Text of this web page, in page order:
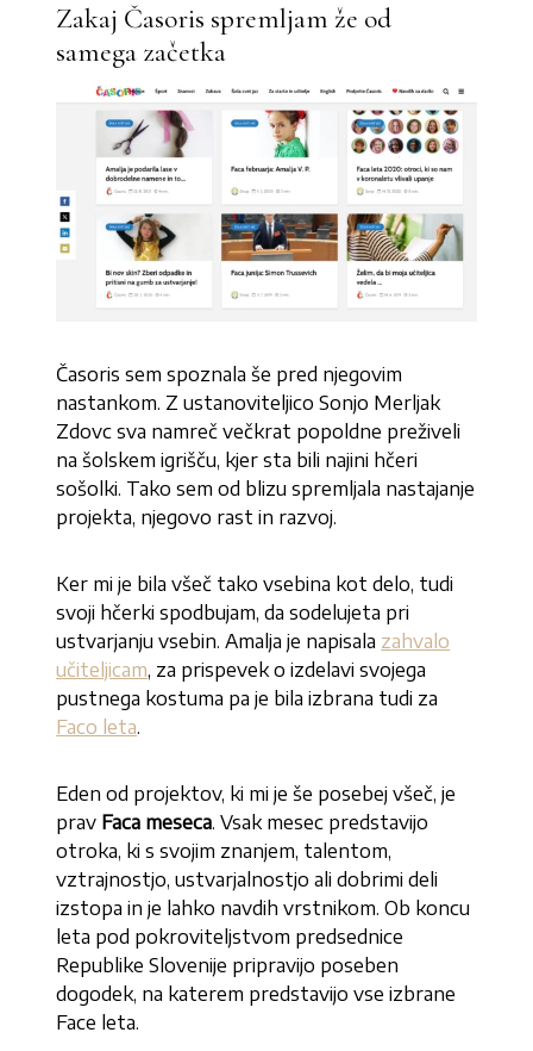
Zakaj Časoris spremljam že od
samega začetka
Časoris sem spoznala še pred njegovim
nastankom. Z ustanoviteljico Sonjo Merljak
Zdovc sva namreč večkrat popoldne preživeli
na šolskem igrišču, kjer sta bili najini hčeri
sošolki. Tako sem od blizu spremljala nastajanje
projekta, njegovo rast in razvoj.
Ker mi je bila všeč tako vsebina kot delo, tudi
svoji hčerki spodbujam, da sodelujeta pri
ustvarjanju vsebin. Amalja je napisala zahvalo
učiteljicam, za prispevek o izdelavi svojega
pustnega kostuma pa je bila izbrana tudi za
Faco leta.
Eden od projektov, ki mi je še posebej všeč, je
prav Faca meseca. Vsak mesec predstavijo
otroka, ki s svojim znanjem, talentom,
vztrajnostjo, ustvarjalnostjo ali dobrimi deli
izstopa in je lahko navdih vrstnikom. Ob koncu
leta pod pokroviteljstvom predsednice
Republike Slovenije pripravijo poseben
dogodek, na katerem predstavijo vse izbrane
Face leta.